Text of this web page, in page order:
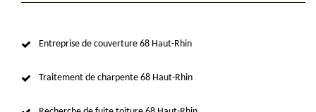
Entreprise de couverture 68 Haut-Rhin
Traitement de charpente 68 Haut-Rhin